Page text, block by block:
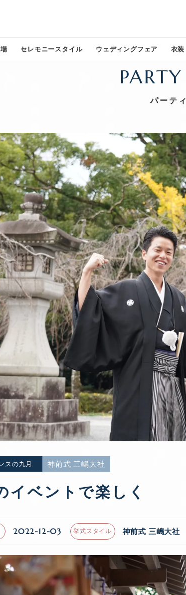
セレモニースタイル ウェディングフェア 衣装
パーテ
スの九月 神前式 三嶋大社
イベントで楽しく
2022-12-03 挙式スタイル 神前式 三嶋大社